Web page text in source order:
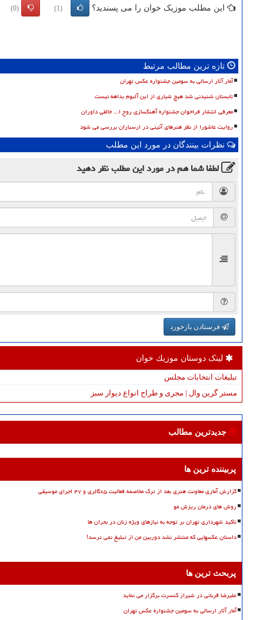
این مطلب موزیک خوان را می پسندید؟ (1)
(0)
تازه ترین مطالب مرتبط
آمار آثار ارسالی به سومین جشنواره عکس تهران
تابستان شنیدنی شد هیچ شیاری از این آلبوم بداهه نیست
معرفی انتشار فراخوان جشنواره آهنگسازی روح ا... خالقی داوران
روایت عاشورا از نظر هنرهای آئینی در ارسباران بررسی می شود
نظرات بینندگان در مورد این مطلب
لطفا شما همدر مورد این مطلبنظر دهید
فرستادن بازخورد
لینک دوستان موزیك خوان
تبلیغات انتخابات مجلس
مستر گرین وال | مجری و طراح انواع دیوار سبز
جدیدترین مطالب
پربیننده ترین ها
گزارش آماری معاونت هنری بعد از ترک مخاصمه فعالیت ۸۵گالری و ۴۷ اجرای موسیقی
روش های درمان ریزش مو
تاکید شهرداری تهران بر توجه به نیازهای ویژه زنان در بحران ها
داستان عکسهایی که منتشر نشد دوربین من از تبلیغ نمی ترسد!
پربحث ترین ها
علیرضا قربانی در شیراز کنسرت برگزار می نماید
آمار آثار ارسالی به سومین جشنواره عکس تهران